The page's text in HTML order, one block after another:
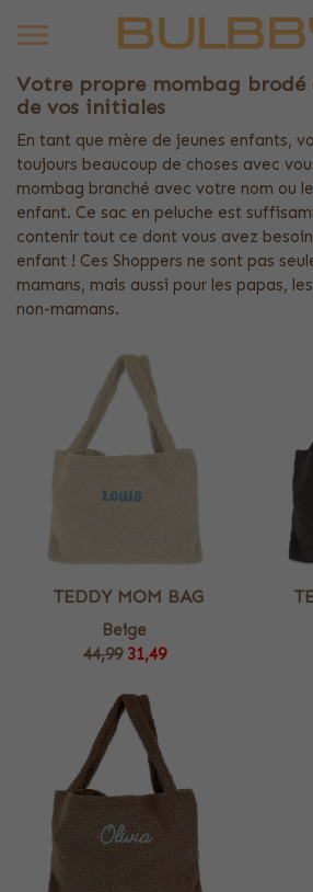
Votre propre mombag brodé
de vos initiales
En tant que mère de jeunes enfants,
toujours beaucoup de choses avec
mombag branché avec votre nom ou
enfant. Ce sac en peluche est
contenir tout ce dont vous avez
enfant ! Ces Shoppers ne sont pas
mamans, mais aussi pour les papas,
non-mamans.
TEDDY MOM BAG
Beige
44,99 31,49